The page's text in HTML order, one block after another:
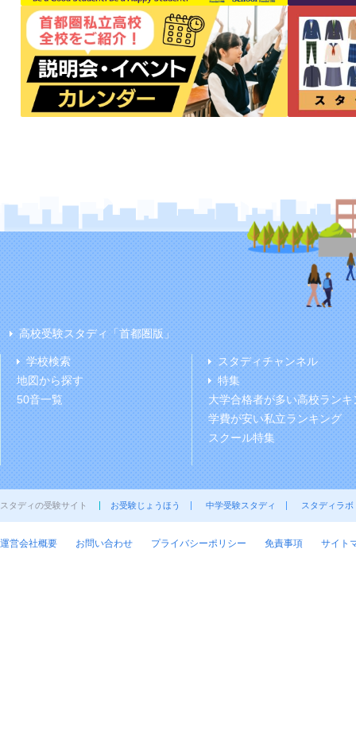
高校受験スタディ「首都圏版」
学校検索
地図から探す
50音一覧
スタディチャンネル
特集
大学合格者が多い高校ランキ
学費が安い私立ランキング
スクール特集
スタディの受験サイト お受験じょうほう 中学受験スタディ スタディラボ
運営会社概要 お問い合わせ プライバシーポリシー 免責事項 サイト